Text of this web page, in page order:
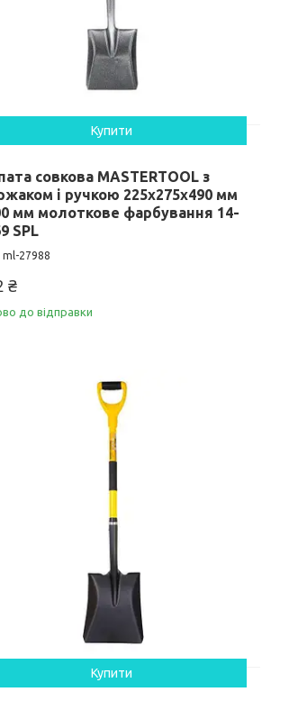
Купити
совкова MASTERTOOL з
і ручкою 225х275х490 мм
мм молоткове фарбування 14-
SPL
ml-27988
₴
до відправки
Купити